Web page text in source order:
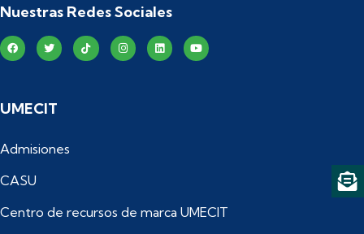
Nuestras Redes Sociales
UMECIT
Admisiones
CASU
Centro de recursos de marca UMECIT